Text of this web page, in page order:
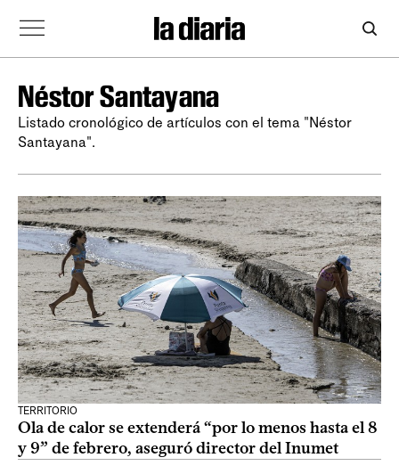
Néstor Santayana
Listado cronológico de artículos con el tema "Néstor
Santayana".
TERRITORIO
Ola de calor se extenderá “por lo menos hasta el 8
y 9” de febrero, aseguró director del Inumet